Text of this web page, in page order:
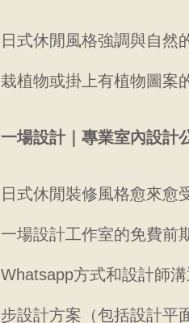
日式休閒風格強調與自然
栽植物或掛上有植物圖案
一場設計｜專業室內設計
日式休閒裝修風格愈來愈
一場設計工作室的免費前
Whatsapp方式和設計師
步設計方案（包括設計平